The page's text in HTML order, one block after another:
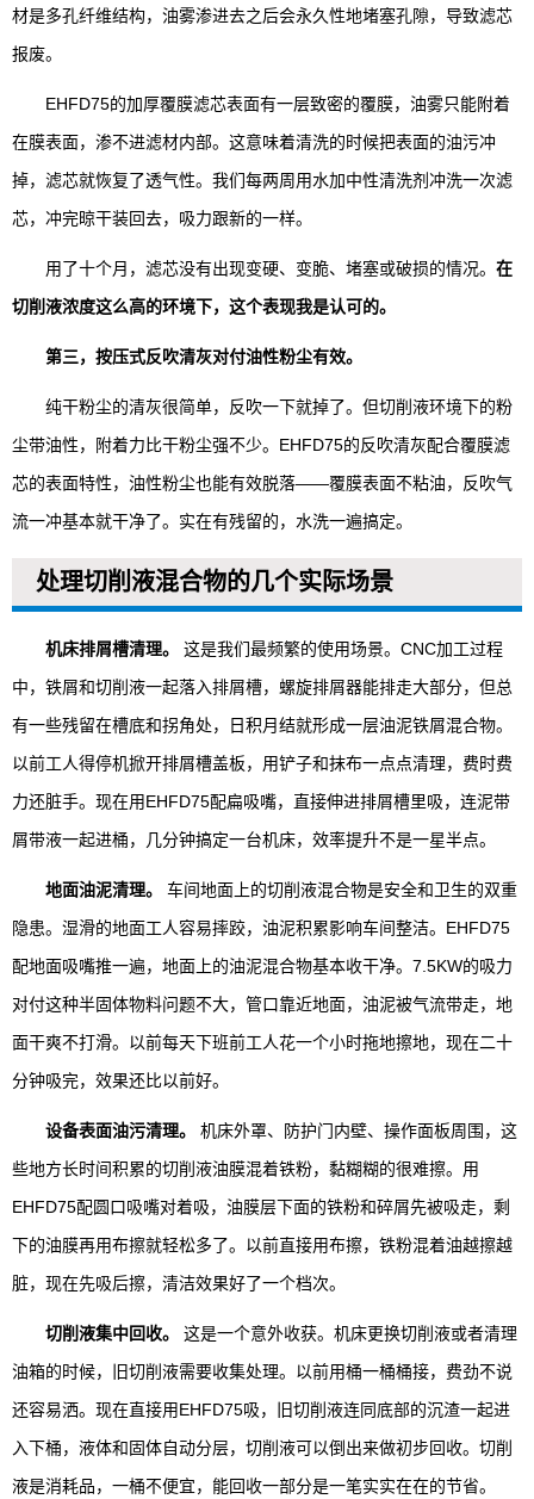
材是多孔纤维结构，油雾渗进去之后会永久性地堵塞孔隙，导致滤芯
报废。
EHFD75的加厚覆膜滤芯表面有一层致密的覆膜，油雾只能附着
在膜表面，渗不进滤材内部。这意味着清洗的时候把表面的油污冲
掉，滤芯就恢复了透气性。我们每两周用水加中性清洗剂冲洗一次滤
芯，冲完晾干装回去，吸力跟新的一样。
用了十个月，滤芯没有出现变硬、变脆、堵塞或破损的情况。 在
切削液浓度这么高的环境下，这个表现我是认可的。
第三，按压式反吹清灰对付油性粉尘有效。
纯干粉尘的清灰很简单，反吹一下就掉了。但切削液环境下的粉
尘带油性，附着力比干粉尘强不少。EHFD75的反吹清灰配合覆膜滤
芯的表面特性，油性粉尘也能有效脱落——覆膜表面不粘油，反吹气
流一冲基本就干净了。实在有残留的，水洗一遍搞定。
处理切削液混合物的几个实际场景
机床排屑槽清理。
这是我们最频繁的使用场景。CNC加工过程
中，铁屑和切削液一起落入排屑槽，螺旋排屑器能排走大部分，但总
有一些残留在槽底和拐角处，日积月结就形成一层油泥铁屑混合物。
以前工人得停机掀开排屑槽盖板，用铲子和抹布一点点清理，费时费
力还脏手。现在用EHFD75配扁吸嘴，直接伸进排屑槽里吸，连泥带
屑带液一起进桶，几分钟搞定一台机床，效率提升不是一星半点。
地面油泥清理。
车间地面上的切削液混合物是安全和卫生的双重
隐患。湿滑的地面工人容易摔跤，油泥积累影响车间整洁。EHFD75
配地面吸嘴推一遍，地面上的油泥混合物基本收干净。7.5KW的吸力
对付这种半固体物料问题不大，管口靠近地面，油泥被气流带走，地
面干爽不打滑。以前每天下班前工人花一个小时拖地擦地，现在二十
分钟吸完，效果还比以前好。
设备表面油污清理。
机床外罩、防护门内壁、操作面板周围，这
些地方长时间积累的切削液油膜混着铁粉，黏糊糊的很难擦。用
EHFD75配圆口吸嘴对着吸，油膜层下面的铁粉和碎屑先被吸走，剩
下的油膜再用布擦就轻松多了。以前直接用布擦，铁粉混着油越擦越
脏，现在先吸后擦，清洁效果好了一个档次。
切削液集中回收。
这是一个意外收获。机床更换切削液或者清理
油箱的时候，旧切削液需要收集处理。以前用桶一桶桶接，费劲不说
还容易洒。现在直接用EHFD75吸，旧切削液连同底部的沉渣一起进
入下桶，液体和固体自动分层，切削液可以倒出来做初步回收。切削
液是消耗品，一桶不便宜，能回收一部分是一笔实实在在的节省。